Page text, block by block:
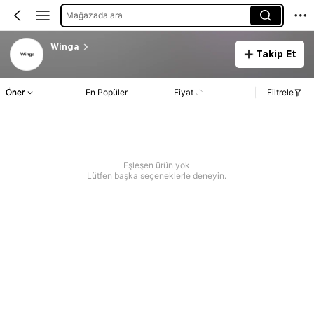
Mağazada ara
Winga
Takip Et
Öner En Popüler Fiyat Filtrele
Eşleşen ürün yok
Lütfen başka seçeneklerle deneyin.